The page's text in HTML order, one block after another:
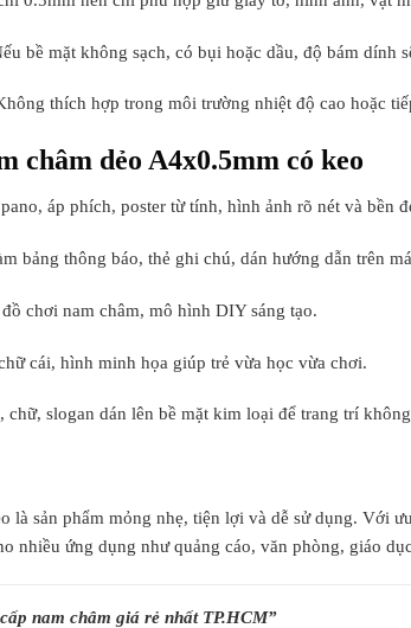
bề mặt không sạch, có bụi hoặc dầu, độ bám dính
thích hợp trong môi trường nhiệt độ cao hoặc
châm dẻo A4x0.5mm có keo
áp phích, poster từ tính, hình ảnh rõ nét và bền
bảng thông báo, thẻ ghi chú, dán hướng dẫn trên
đồ chơi nam châm, mô hình DIY sáng tạo.
cái, hình minh họa giúp trẻ vừa học vừa chơi.
chữ, slogan dán lên bề mặt kim loại để trang trí
là sản phẩm mỏng nhẹ, tiện lợi và dễ sử dụng. Với
nhiều ứng dụng như quảng cáo, văn phòng, giáo
nam châm giá rẻ nhất TP.HCM”